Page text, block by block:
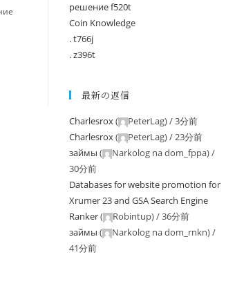
решение f520t
Coin Knowledge
. t766j
. z396t
最新の返信
Charlesrox( PeterLag) /3分前
Charlesrox( PeterLag) /23分前
займы ( Narkolog na dom_fppa) /
30分前
Databases for website promotion for
Xrumer 23 and GSA Search Engine
Ranker( Robintup) /36分前
займы ( Narkolog na dom_rnkn) /
41分前